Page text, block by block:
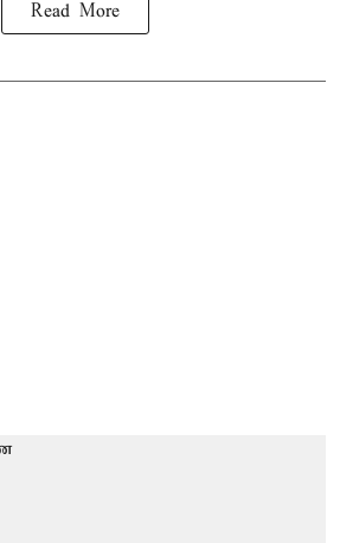
Read More